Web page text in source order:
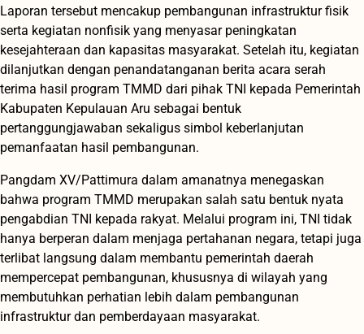
Laporan tersebut mencakup pembangunan infrastruktur fisik
serta kegiatan nonfisik yang menyasar peningkatan
kesejahteraan dan kapasitas masyarakat. Setelah itu, kegiatan
dilanjutkan dengan penandatanganan berita acara serah
terima hasil program TMMD dari pihak TNI kepada Pemerintah
Kabupaten Kepulauan Aru sebagai bentuk
pertanggungjawaban sekaligus simbol keberlanjutan
pemanfaatan hasil pembangunan.
Pangdam XV/Pattimura dalam amanatnya menegaskan
bahwa program TMMD merupakan salah satu bentuk nyata
pengabdian TNI kepada rakyat. Melalui program ini, TNI tidak
hanya berperan dalam menjaga pertahanan negara, tetapi juga
terlibat langsung dalam membantu pemerintah daerah
mempercepat pembangunan, khususnya di wilayah yang
membutuhkan perhatian lebih dalam pembangunan
infrastruktur dan pemberdayaan masyarakat.